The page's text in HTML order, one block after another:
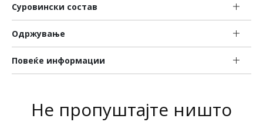
Суровински состав
Одржување
Повеќе информации
Не пропуштајте ништо